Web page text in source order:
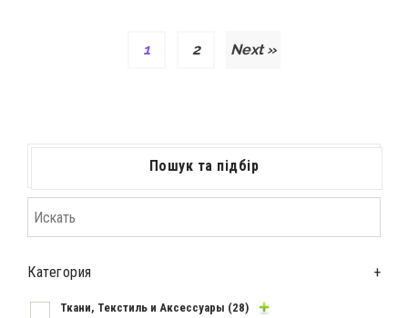
1 2 Next »
Пошук та підбір
Категория +
Ткани, Текстиль и Аксессуары (28)